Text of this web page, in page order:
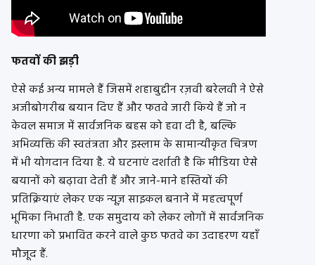
फतवों की झड़ी
ऐसे कई अन्य मामले हैं जिसमें शहाबुद्दीन रज़वी बरेलवी ने ऐसे
अजीबोगरीब बयान दिए हैं और फतवे जारी किये हैं जो न
केवल समाज में सार्वजनिक बहस को हवा दी है, बल्कि
अभिव्यक्ति की स्वतंत्रता और इस्लाम के सामान्यीकृत चित्रण
में भी योगदान दिया है. ये घटनाएं दर्शाती है कि मीडिया ऐसे
बयानों को बढ़ावा देती हैं और जाने-माने हस्तियों की
प्रतिक्रियाएं लेकर एक न्यूज़ साइकल बनाने में महत्वपूर्ण
भूमिका निभाती है. एक समुदाय को लेकर लोगों में सार्वजनिक
धारणा को प्रभावित करने वाले कुछ फतवे का उदाहरण यहाँ
मौजूद हैं.